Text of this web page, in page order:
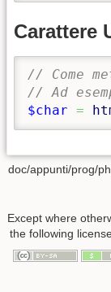
Carattere
// Come
// Ad
$char =
doc/appunti/prog/
Except where
the following